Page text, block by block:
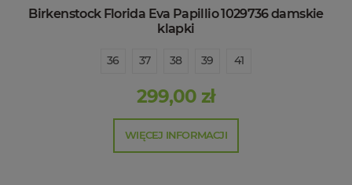
Birkenstock Florida Eva Papillio 1029736 damskie
klapki
36 37 38 39 41
299,00 zł
WIĘCEJ INFORMACJI